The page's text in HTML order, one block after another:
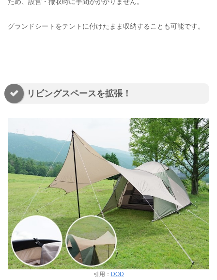
グランドシートをテントに付けたまま収納することも可能です。
リビングスペースを拡張！
引用： DOD